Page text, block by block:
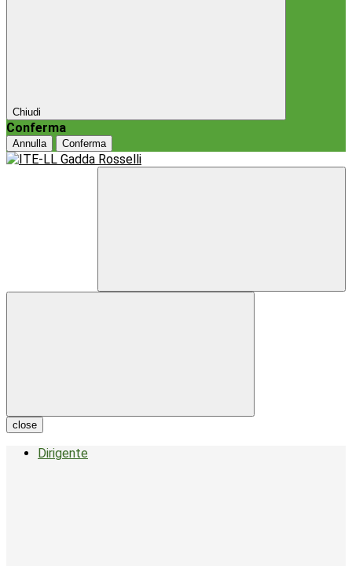
Chiudi
Conferma
Annulla Conferma
close
Dirigente